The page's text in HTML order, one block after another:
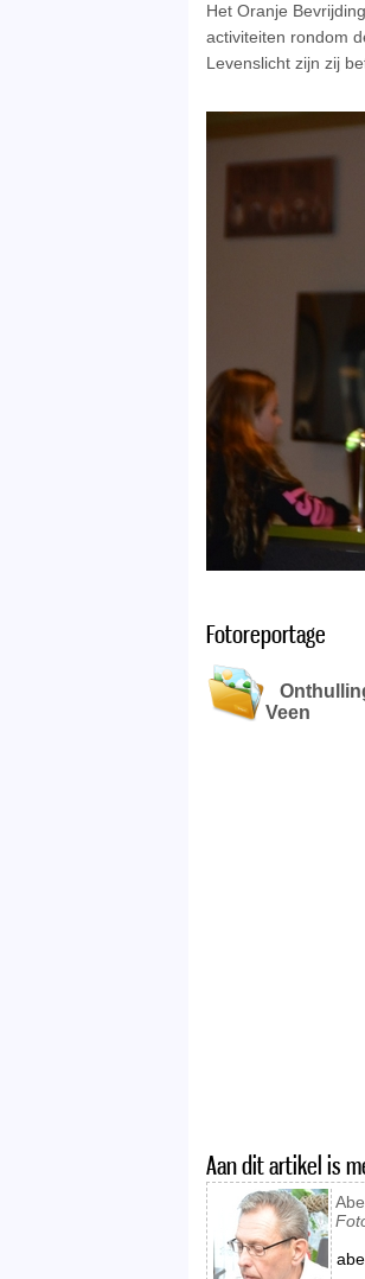
Het Oranje
activiteiten rondom
Levenslicht zijn zij
Fotoreportage
Veen
Aan dit artikel is